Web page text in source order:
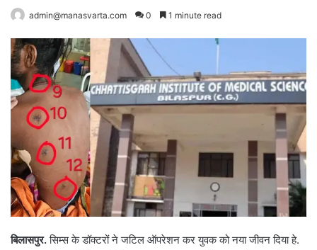
admin@manasvarta.com 0 1 minute read
बिलासपुर.सिम्स के डॉक्टरों ने जटिल ऑपरेशन कर युवक को नया जीवन दिया हे.